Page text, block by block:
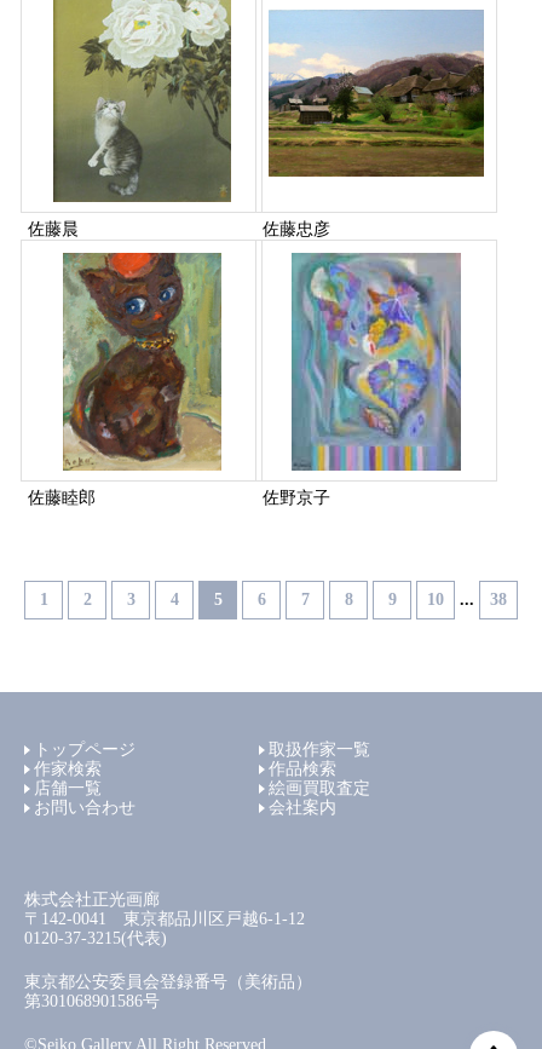
佐藤晨 佐藤忠彦
佐藤睦郎 佐野京子
1 2 3 4 5 6 7 8 9 10 ... 38
トップページ
取扱作家一覧
作家検索
作品検索
店舗一覧
絵画買取査定
お問い合わせ
会社案内
株式会社正光画廊
〒142-0041 東京都品川区戸越6-1-12
0120-37-3215(代表)
東京都公安委員会登録番号（美術品）
第301068901586号
©Seiko Gallery All Right Reserved.